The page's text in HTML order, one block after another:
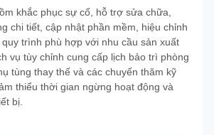
khắc phục sự cố, hỗ trợ sửa chữa,
chi tiết, cập nhật phần mềm, hiệu chỉnh
trình phù hợp với nhu cầu sản xuất
vụ tùy chỉnh cung cấp lịch bảo trì phòng
tùng thay thế và các chuyến thăm kỹ
thiểu thời gian ngừng hoạt động và
bị.